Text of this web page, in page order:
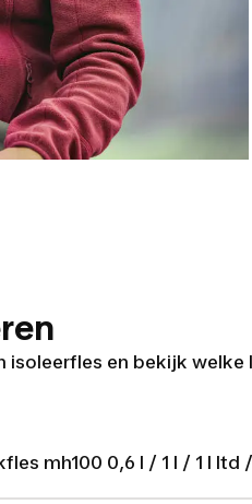
isoleerfles en bekijk
mh100 0,6 l / 1 l / 1 l ltd /